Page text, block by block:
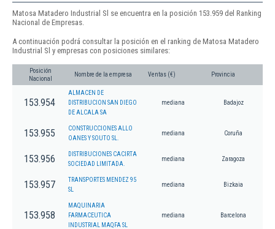
Matosa Matadero Industrial Sl se encuentra en la posición 153.959 del Ranking
Nacional de Empresas.
A continuación podrá consultar la posición en el ranking de Matosa Matadero
Industrial Sl y empresas con posiciones similares:
Posición
Nacional
Nombre de la empresa Ventas (€) Provincia
153.954
ALMACEN DE
DISTRIBUCION SAN DIEGO
DE ALCALA SA
mediana Badajoz
153.955
CONSTRUCCIONES ALLO
OANES Y SOUTO SL.
mediana Coruña
153.956
DISTRIBUCIONES CACIRTA
SOCIEDAD LIMITADA.
mediana Zaragoza
153.957
TRANSPORTES MENDEZ 95
SL
mediana Bizkaia
153.958
MAQUINARIA
FARMACEUTICA
INDUSTRIAL MAQFA SL
mediana Barcelona